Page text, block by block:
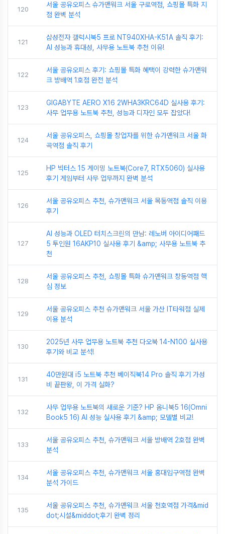
120
서울 공유오피스 슈가맨워크 서울 구로역점, 쇼핑몰 특화 지
점 완벽 분석
121
삼성전자 갤럭시북5 프로 NT940XHA-K51A 솔직 후기:
AI 성능과 휴대성, 사무용 노트북 추천 이유!
122
서울 공유오피스 후기: 쇼핑몰 특화 혜택이 강력한 슈가맨워
크 방배역 1호점 완전 분석
123
GIGABYTE AERO X16 2WHA3KRC64D 실사용 후기:
사무 업무용 노트북 추천, 성능과 디자인 모두 잡았다!
124
서울 공유오피스, 쇼핑몰 창업자를 위한 슈가맨워크 서울 화
곡역점 솔직 후기
125
HP 빅터스 15 게이밍 노트북(Core7, RTX5060) 실사용
후기 게임부터 사무 업무까지 완벽 분석
126
서울 공유오피스 추천, 슈가맨워크 서울 목동역점 솔직 이용
후기
127
AI 성능과 OLED 터치스크린의 만남: 레노버 아이디어패드
5 투인원 16AKP10 실사용 후기 &amp; 사무용 노트북 추
천
128
서울 공유오피스 추천, 쇼핑몰 특화 슈가맨워크 창동역점 핵
심 정보
129
서울 공유오피스 추천 슈가맨워크 서울 가산 IT타워점 실제
이용 분석
130
2025년 사무 업무용 노트북 추천 다오북 14-N100 실사용
후기와 비교 분석!
131
40만원대 i5 노트북 추천 베이직북14 Pro 솔직 후기 가성
비 끝판왕, 이 가격 실화?
132
사무 업무용 노트북의 새로운 기준? HP 옴니북5 16(Omni
Book5 16) AI 성능 실사용 후기 &amp; 모델별 비교!
133
서울 공유오피스 추천, 슈가맨워크 서울 방배역 2호점 완벽
분석
134
서울 공유오피스 추천, 슈가맨워크 서울 홍대입구역점 완벽
분석 가이드
135
서울 공유오피스 추천, 슈가맨워크 서울 천호역점 가격&mid
dot;시설&middot;후기 완벽 정리